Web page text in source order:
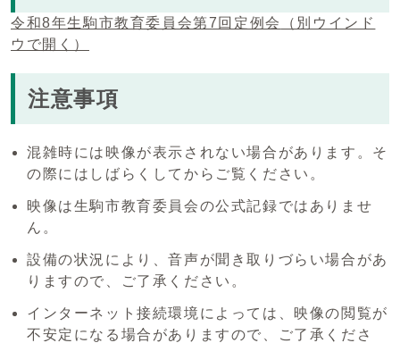
令和8年生駒市教育委員会第7回定例会
（別ウインド
ウで開く）
注意事項
混雑時には映像が表示されない場合があります。そ
の際にはしばらくしてからご覧ください。
映像は生駒市教育委員会の公式記録ではありませ
ん。
設備の状況により、音声が聞き取りづらい場合があ
りますので、ご了承ください。
インターネット接続環境によっては、映像の閲覧が
不安定になる場合がありますので、ご了承くださ